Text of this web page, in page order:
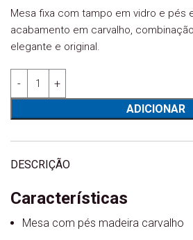
Mesa fixa com tampo em vidro e pés
acabamento em carvalho,
elegante e original.
Quantidade de Mesa fixa Della 160
ADICIONAR
DESCRIÇÃO
Características
Mesa com pés madeira carvalho